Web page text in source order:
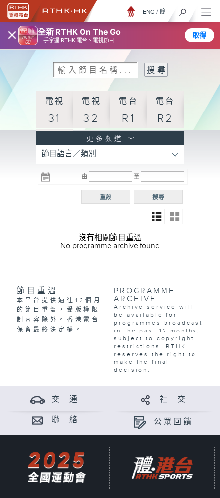
× 全新 RTHK On The Go
一手掌握 RTHK 電台、電視節目
取得
ENG / 簡
電視
31
電視
32
電台
R1
電台
R2
R3
電台 電台
R5
電台
普通
更多頻道
節目語言／類別
由 至
搜尋
重設
沒有相關節目重溫
No programme archive found
節目重溫
本平台提供過往12個月
的節目重溫，受版權限
制內容除外。香港電台
保留最終決定權。
PROGRAMME
ARCHIVE
Archive service will
be available for
programmes broadcast
in the past 12 months,
subject to copyright
restrictions. RTHK
reserves the right to
make the final
decision.
交 通 社 交
聯 絡 公眾回饋